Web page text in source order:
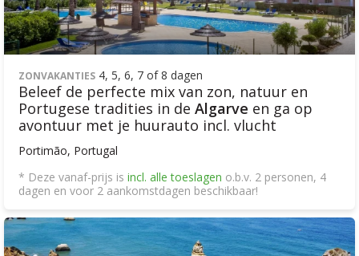
ZONVAKANTIES 4, 5, 6, 7 of 8 dagen
Beleef de perfecte mix van zon, natuur en
Portugese tradities in de Algarve en ga op
avontuur met je huurauto incl. vlucht
Portimão, Portugal
* Deze vanaf-prijs is incl. alle toeslagen o.b.v. 2 personen, 4
dagen en voor 2 aankomstdagen beschikbaar!